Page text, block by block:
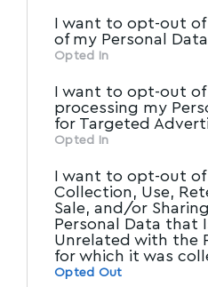
Participantsthat may
other third parties.
I want to opt-out of
of my Personal Data.
Opted In
I want to opt-out of
processing my
for Targeted
Opted In
I want to opt-out of
Collection, Use,
Sale, and/or
Personal Data that
Unrelated with the
for which it was
Opted Out
(με διαφορετικής
καθημερινότητα,
κοινωνικές
δυσκίνητους υπερ-
παταγωδώς! Μπορεί το
ευφημισμόν το όνομα
Καλλικράτη, ενός εκ
του Παρθενώνα, αλλά
ως «Κακοκράτης».
προβλήματα απ΄ όσα οι
αφρόνως υπέθεταν ότι